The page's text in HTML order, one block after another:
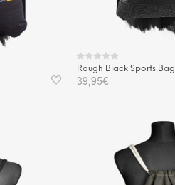
Rough Black Sports Bag
39,95€